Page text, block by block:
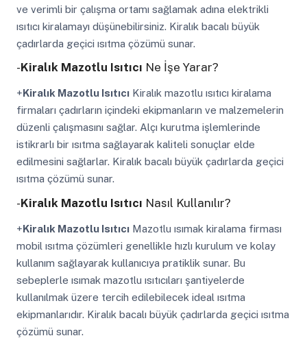
ve verimli bir çalışma ortamı sağlamak adına elektrikli
ısıtıcı kiralamayı düşünebilirsiniz. Kiralık bacalı büyük
çadırlarda geçici ısıtma çözümü sunar.
-Kiralık Mazotlu Isıtıcı Ne İşe Yarar?
+Kiralık Mazotlu IsıtıcıKiralık mazotlu ısıtıcı kiralama
firmaları çadırların içindeki ekipmanların ve malzemelerin
düzenli çalışmasını sağlar. Alçı kurutma işlemlerinde
istikrarlı bir ısıtma sağlayarak kaliteli sonuçlar elde
edilmesini sağlarlar. Kiralık bacalı büyük çadırlarda geçici
ısıtma çözümü sunar.
-Kiralık Mazotlu Isıtıcı Nasıl Kullanılır?
+Kiralık Mazotlu IsıtıcıMazotlu ısımak kiralama firması
mobil ısıtma çözümleri genellikle hızlı kurulum ve kolay
kullanım sağlayarak kullanıcıya pratiklik sunar. Bu
sebeplerle ısımak mazotlu ısıtıcıları şantiyelerde
kullanılmak üzere tercih edilebilecek ideal ısıtma
ekipmanlarıdır. Kiralık bacalı büyük çadırlarda geçici ısıtma
çözümü sunar.